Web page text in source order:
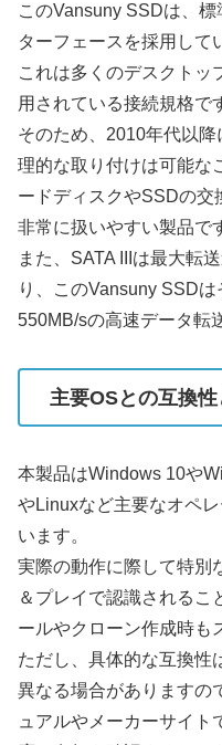
このVansuny SSDは、
ターフェースを採用して
これは多くのデスクトッ
用されている接続規格で
そのため、2010年代以
理的な取り付けは可能な
ードディスクやSSDの交
非常に扱いやすい製品で
また、SATA IIIは最大転
り、このVansuny SSD
550MB/sの高速データ転
主要OSとの互換
本製品はWindows 10や
やLinuxなど主要なオペ
います。
実際の動作に際して特別
＆プレイで認識されるこ
ールやクローン作成時も
ただし、具体的な互換性
異なる場合がありますの
ュアルやメーカーサイト